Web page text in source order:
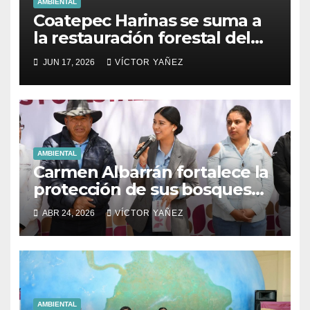
AMBIENTAL
Coatepec Harinas se suma a
la restauración forestal del
Estado de México.
JUN 17, 2026 VÍCTOR YAÑEZ
AMBIENTAL
Carmen Albarrán fortalece la
protección de sus bosques
con brigadas de saneamiento
forestal
ABR 24, 2026 VÍCTOR YAÑEZ
AMBIENTAL